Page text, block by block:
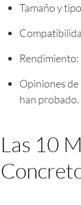
Tamaño y
Opiniones de
han probado.
Las 10